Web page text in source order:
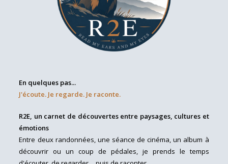
En quelques pas...
J'écoute. Je regarde. Je raconte.
R2E, un carnet de découvertes entre paysages, cultures et
émotions
Entre deux randonnées, une séance de cinéma, un album à
découvrir ou un coup de pédales, je prends le temps